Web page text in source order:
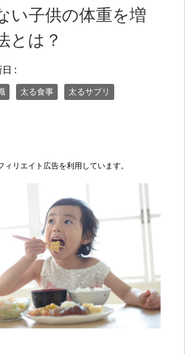
い子供の体重を増
とは？
日 :
太る食事 太るサプリ
ィリエイト広告を利用しています。